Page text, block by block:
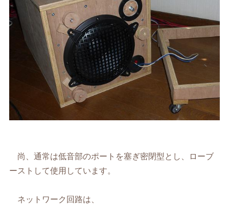
尚、通常は低音部のポートを塞ぎ密閉型とし、ローブ
ーストして使用しています。
ネットワーク回路は、